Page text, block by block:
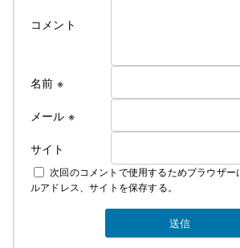
コメント
名前 ※
メール ※
サイト
次回のコメントで使用するためブラウザー
ルアドレス、サイトを保存する。